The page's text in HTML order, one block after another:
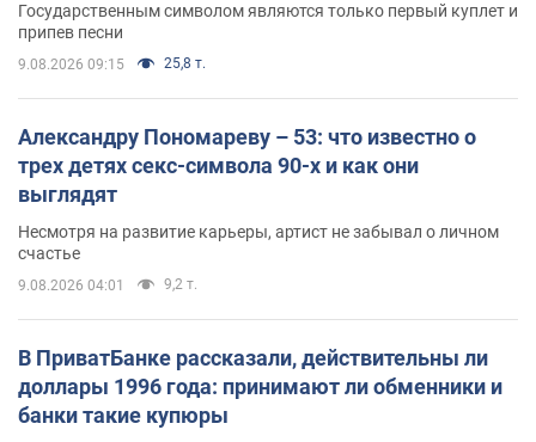
Государственным символом являются только первый куплет и
припев песни
9.08.2026 09:15 25,8 т.
Александру Пономареву – 53: что известно о
трех детях секс-символа 90-х и как они
выглядят
Несмотря на развитие карьеры, артист не забывал о личном
счастье
9.08.2026 04:01 9,2 т.
В ПриватБанке рассказали, действительны ли
доллары 1996 года: принимают ли обменники и
банки такие купюры